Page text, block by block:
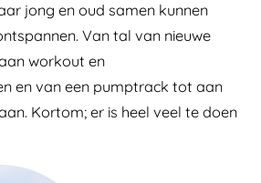
jong en oud samen kunnen
Van tal van nieuwe
workout en
en van een pumptrack tot aan
Kortom; er is heel veel te doen